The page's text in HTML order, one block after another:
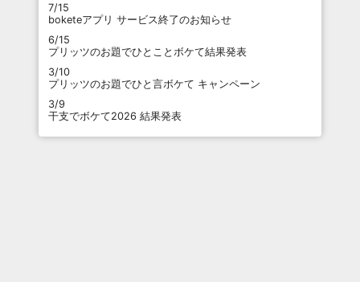
7/15
boketeアプリ サービス終了のお知らせ
6/15
プリッツのお題でひとことボケて結果発表
3/10
プリッツのお題でひと言ボケて キャンペーン
3/9
干支でボケて2026 結果発表